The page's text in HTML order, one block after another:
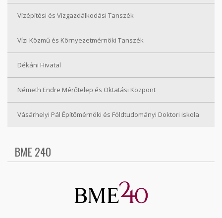
Vízépítési és Vízgazdálkodási Tanszék
Vízi Közmű és Környezetmérnöki Tanszék
Dékáni Hivatal
Németh Endre Mérőtelep és Oktatási Központ
Vásárhelyi Pál Építőmérnöki és Földtudományi Doktori iskola
BME 240